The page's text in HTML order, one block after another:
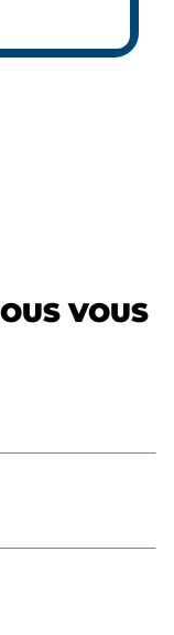
VOUS